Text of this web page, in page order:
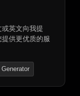
英文向我提
供更优质的服